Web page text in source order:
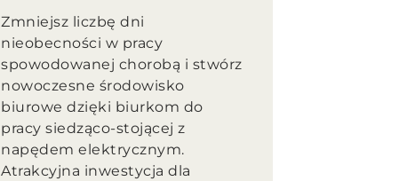
Zmniejsz liczbę dni
nieobecności w pracy
spowodowanej chorobą i stwórz
nowoczesne środowisko
biurowe dzięki biurkom do
pracy siedząco-stojącej z
napędem elektrycznym.
Atrakcyjna inwestycja dla